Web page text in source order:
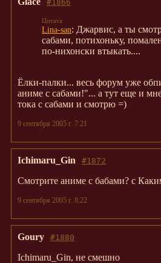
#1866
Lina-san: Джарвис, а ты
сабами, потихоньку,
по-нихонски втыкать....
Ёлки-палки... весь форум уже
аниме с сабами!"... а тут еще и
тока с сабами и смотрю =)
9 сентября 2005 г. 7:21
#1872
Ichimaru_Gin
Смотрите аниме с бабами? с
9 сентября 2005 г. 8:22
#1880
Goury
Ichimaru_Gin, не смешно